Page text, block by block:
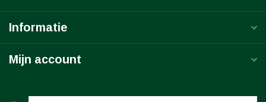
Informatie
Mijn account